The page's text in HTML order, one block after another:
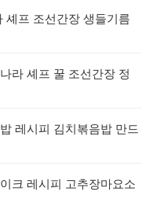
셰프 조선간장 생들기름
라 셰프 꿀 조선간장 정
레시피 김치볶음밥 만드
크 레시피 고추장마요소